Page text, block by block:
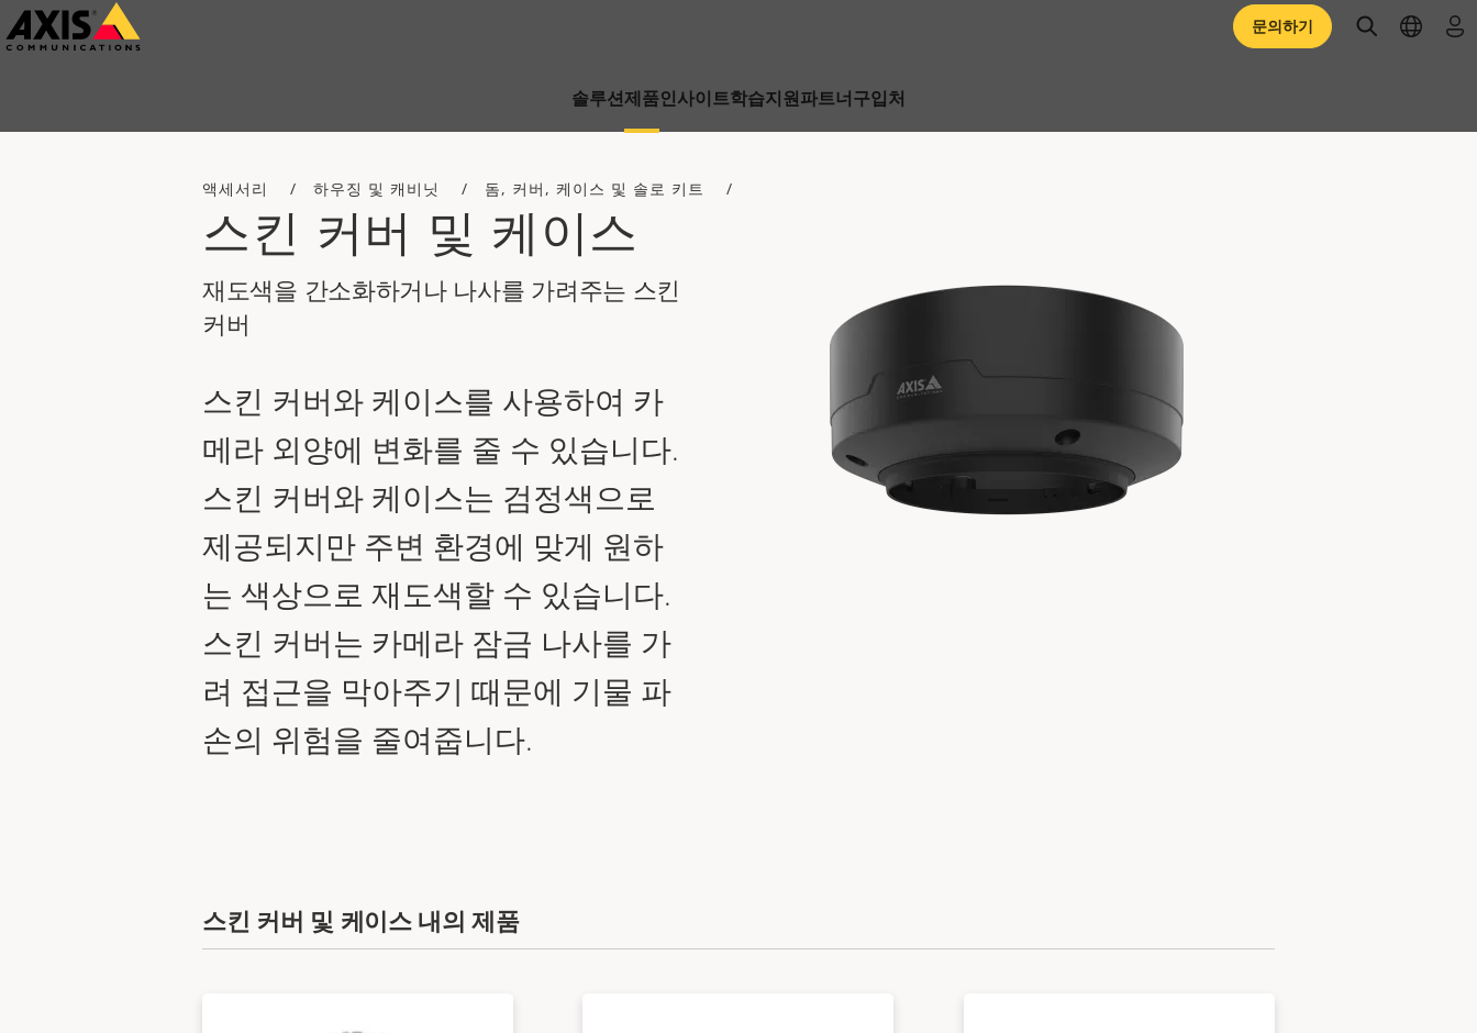
주
요
솔루션제품인사이트학습지원파트너구입처
문의하기 openopen로
액세서리 하우징 및 캐비닛 돔, 커버, 케이스 및 솔로 키트
스킨 커버 및 케이스
재도색을 간소화하거나 나사를 가려주는 스킨
커버
스킨 커버와 케이스를 사용하여 카
메라 외양에 변화를 줄 수 있습니다.
스킨 커버와 케이스는 검정색으로
제공되지만 주변 환경에 맞게 원하
는 색상으로 재도색할 수 있습니다.
스킨 커버는 카메라 잠금 나사를 가
려 접근을 막아주기 때문에 기물 파
손의 위험을 줄여줍니다.
스킨 커버 및 케이스 내의 제품